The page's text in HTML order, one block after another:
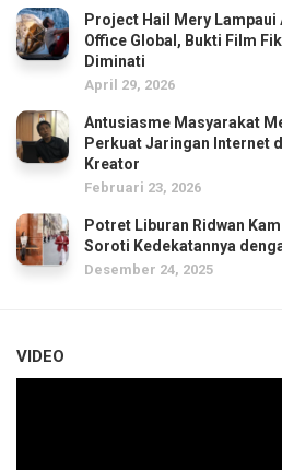
Project Hail Mery Lampaui
Office Global, Bukti Film
Diminati
April 29, 2026
Antusiasme Masyarakat
Perkuat Jaringan Internet
Kreator
Februari 23, 2026
Potret Liburan Ridwan
Soroti Kedekatannya
Desember 24, 2025
VIDEO